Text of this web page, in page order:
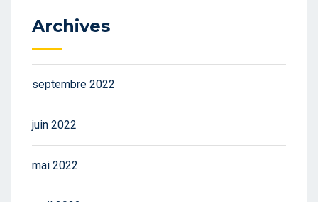
Archives
septembre 2022
juin 2022
mai 2022